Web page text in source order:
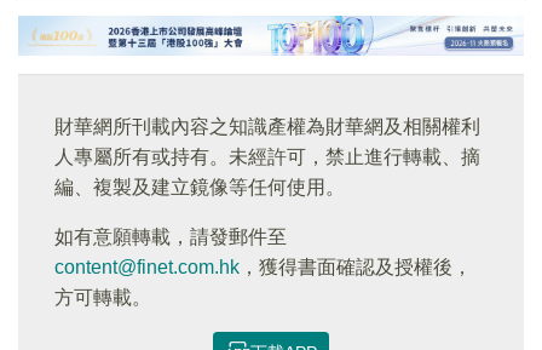
財華網所刊載內容之知識產權為財華網及相關權利
人專屬所有或持有。未經許可，禁止進行轉載、摘
編、複製及建立鏡像等任何使用。
如有意願轉載，請發郵件至
content@finet.com.hk ，獲得書面確認及授權後，
方可轉載。